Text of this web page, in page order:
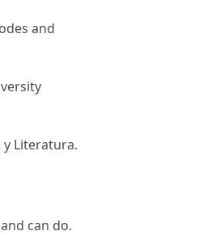
and
y Literatura.
can do.